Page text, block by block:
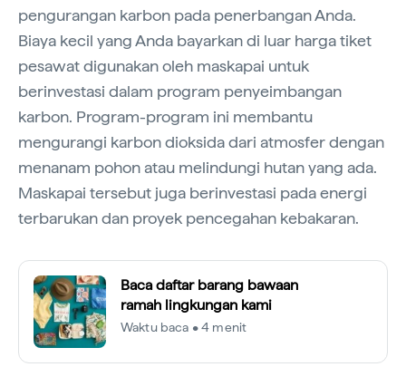
pengurangan karbon pada penerbangan Anda.
Biaya kecil yang Anda bayarkan di luar harga tiket
pesawat digunakan oleh maskapai untuk
berinvestasi dalam program penyeimbangan
karbon. Program-program ini membantu
mengurangi karbon dioksida dari atmosfer dengan
menanam pohon atau melindungi hutan yang ada.
Maskapai tersebut juga berinvestasi pada energi
terbarukan dan proyek pencegahan kebakaran.
Baca daftar barang bawaan
ramah lingkungan kami
Waktu baca • 4 menit